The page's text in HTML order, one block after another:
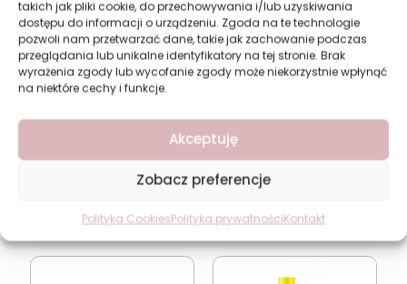
takich jak pliki cookie, do przechowywania i/lub uzyskiwania
dostępu do informacji o urządzeniu. Zgoda na te technologie
pozwoli nam przetwarzać dane, takie jak zachowanie podczas
przeglądania lub unikalne identyfikatory na tej stronie. Brak
wyrażenia zgody lub wycofanie zgody może niekorzystnie wpłynąć
na niektóre cechy i funkcje.
Akceptuję
Zobacz preferencje
Polityka CookiesPolityka prywatnościKontakt
Tusz do rzęs
zwiększający objętość i
wydłużający Revers Big
11,89zł Pierwotna
wynosiła:
11,89 zł.
8,92złAktualna
cena
wynosi:
8,92 zł.
Dodaj do koszyka
Woda po Goleniu
Revers Master Men 100
ml do Skóry Normalnej
Dodaj do koszyka